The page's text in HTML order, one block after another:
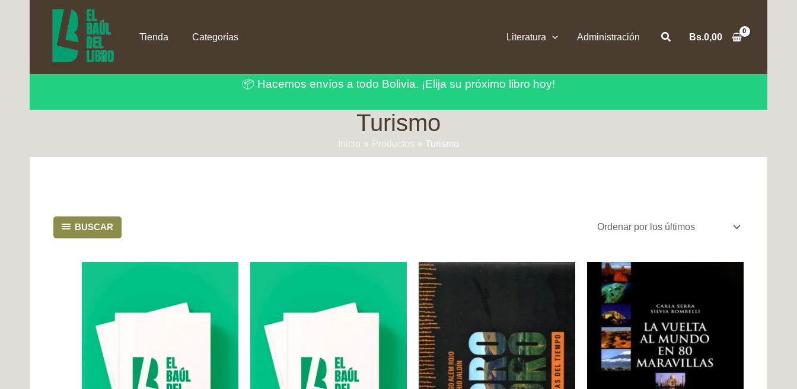
contenido
Tienda Categorías Literatura Administración BuscarBs.0,00
📦 Hacemos envíos a todo Bolivia. ¡Elija su próximo libro hoy!
Turismo
Inicio Productos Turismo
BUSCAR